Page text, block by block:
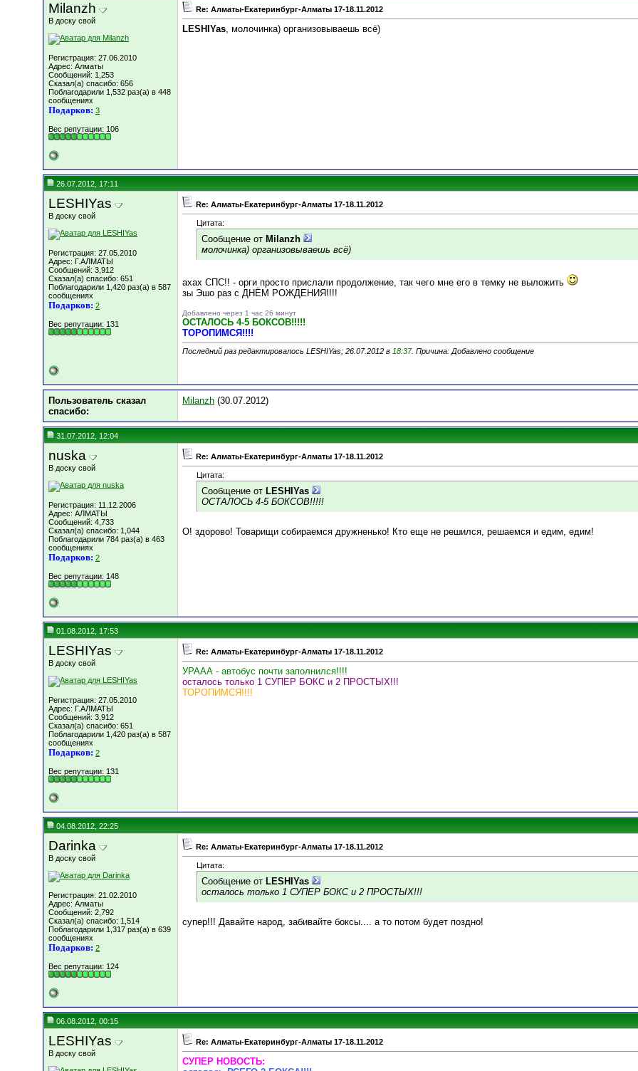
Milanzh
В доску свой
Регистрация: 27.06.2010
Адрес: Алматы
Сообщений: 1,253
Сказал(а) спасибо: 656
Поблагодарили 1,532 раз(а) в 448
сообщениях
Подарков: 3
Вес репутации: 106
Re: Алматы-Екатеринбург-Алматы 17-18.11.2012
LESHIYas, молочинка) организовываешь всё)
26.07.2012, 17:11
LESHIYas
В доску свой
Регистрация: 27.05.2010
Адрес: Г.АЛМАТЫ
Сообщений: 3,912
Сказал(а) спасибо: 651
Поблагодарили 1,420 раз(а) в 587
сообщениях
Подарков: 2
Вес репутации: 131
Re: Алматы-Екатеринбург-Алматы 17-18.11.2012
Цитата:
Сообщение от Milanzh
молочинка) организовываешь всё)
ахах СПС!! - орги просто прислали продолжение, так чего мне его в темку не выложить
зы Эшо раз с ДНЁМ РОЖДЕНИЯ!!!!
Добавлено через 1 час 26 минут
ОСТАЛОСЬ 4-5 БОКСОВ!!!!!
ТОРОПИМСЯ!!!!
Последний раз редактировалось LESHIYas; 26.07.2012 в 18:37. Причина: Добавлено сообщение
Пользователь сказал
cпасибо:
Milanzh (30.07.2012)
31.07.2012, 12:04
nuska
В доску свой
Регистрация: 11.12.2006
Адрес: АЛМАТЫ
Сообщений: 4,733
Сказал(а) спасибо: 1,044
Поблагодарили 784 раз(а) в 463
сообщениях
Подарков: 2
Вес репутации: 148
Re: Алматы-Екатеринбург-Алматы 17-18.11.2012
Цитата:
Сообщение от LESHIYas
ОСТАЛОСЬ 4-5 БОКСОВ!!!!!
О! здорово! Товарищи собираемся дружненько! Кто еще не решился, решаемся и едим, едим!
01.08.2012, 17:53
LESHIYas
В доску свой
Регистрация: 27.05.2010
Адрес: Г.АЛМАТЫ
Сообщений: 3,912
Сказал(а) спасибо: 651
Поблагодарили 1,420 раз(а) в 587
сообщениях
Подарков: 2
Вес репутации: 131
Re: Алматы-Екатеринбург-Алматы 17-18.11.2012
УРААА - автобус почти заполнился!!!!
осталось только 1 СУПЕР БОКС и 2 ПРОСТЫХ!!!
ТОРОПИМСЯ!!!!
04.08.2012, 22:25
Darinka
В доску свой
Регистрация: 21.02.2010
Адрес: Алматы
Сообщений: 2,792
Сказал(а) спасибо: 1,514
Поблагодарили 1,317 раз(а) в 639
сообщениях
Подарков: 2
Вес репутации: 124
Re: Алматы-Екатеринбург-Алматы 17-18.11.2012
Цитата:
Сообщение от LESHIYas
осталось только 1 СУПЕР БОКС и 2 ПРОСТЫХ!!!
супер!!! Давайте народ, забивайте боксы.... а то потом будет поздно!
06.08.2012, 00:15
LESHIYas
В доску свой
Re: Алматы-Екатеринбург-Алматы 17-18.11.2012
СУПЕР НОВОСТЬ: